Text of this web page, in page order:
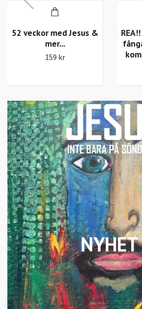
NYHET
52 veckor med Jesus &
mer...
159 kr